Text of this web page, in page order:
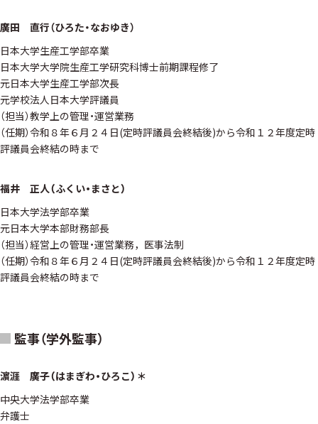
廣田 直行（ひろた・なおゆき）
日本大学生産工学部卒業
日本大学大学院生産工学研究科博士前期課程修了
元日本大学生産工学部次長
元学校法人日本大学評議員
（担当）教学上の管理・運営業務
（任期）令和８年６月２４日(定時評議員会終結後)から令和１２年度定時
評議員会終結の時まで
福井 正人（ふくい・まさと）
日本大学法学部卒業
元日本大学本部財務部長
（担当）経営上の管理・運営業務，医事法制
（任期）令和８年６月２４日(定時評議員会終結後)から令和１２年度定時
評議員会終結の時まで
監事（学外監事）
濵涯 廣子（はまぎわ・ひろこ）＊
中央大学法学部卒業
弁護士